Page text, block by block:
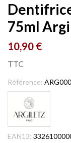
75ml
10,90 €
TTC
Référence:
EAN13: